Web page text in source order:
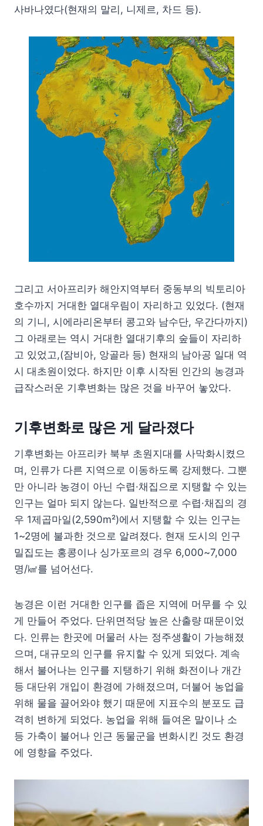
사바나였다(현재의 말리, 니제르, 차드 등).
그리고 서아프리카 해안지역부터 중동부의 빅토리아
호수까지 거대한 열대우림이 자리하고 있었다. (현재
의 기니, 시에라리온부터 콩고와 남수단, 우간다까지)
그 아래로는 역시 거대한 열대기후의 숲들이 자리하
고 있었고,(잠비아, 앙골라 등) 현재의 남아공 일대 역
시 대초원이었다. 하지만 이후 시작된 인간의 농경과
급작스러운 기후변화는 많은 것을 바꾸어 놓았다.
기후변화로 많은 게 달라졌다
기후변화는 아프리카 북부 초원지대를 사막화시켰으
며, 인류가 다른 지역으로 이동하도록 강제했다. 그뿐
만 아니라 농경이 아닌 수렵·채집으로 지탱할 수 있는
인구는 얼마 되지 않는다. 일반적으로 수렵·채집의 경
우 1제곱마일(2,590m²)에서 지탱할 수 있는 인구는
1~2명에 불과한 것으로 알려졌다. 현재 도시의 인구
밀집도는 홍콩이나 싱가포르의 경우 6,000~7,000
명/㎢를 넘어선다.
농경은 이런 거대한 인구를 좁은 지역에 머무를 수 있
게 만들어 주었다. 단위면적당 높은 산출량 때문이었
다. 인류는 한곳에 머물러 사는 정주생활이 가능해졌
으며, 대규모의 인구를 유지할 수 있게 되었다. 계속
해서 불어나는 인구를 지탱하기 위해 화전이나 개간
등 대단위 개입이 환경에 가해졌으며, 더불어 농업을
위해 물을 끌어와야 했기 때문에 지표수의 분포도 급
격히 변하게 되었다. 농업을 위해 들여온 말이나 소
등 가축이 불어나 인근 동물군을 변화시킨 것도 환경
에 영향을 주었다.